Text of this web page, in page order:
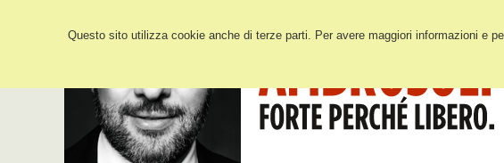
Questo sito utilizza cookie anche di terze parti. Per avere maggiori informazioni e